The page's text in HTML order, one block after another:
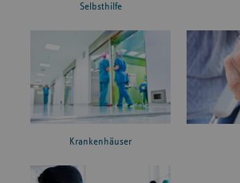
Selbsthilfe
Krankenhäuser